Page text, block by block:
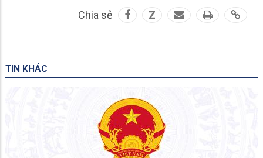
Chia sẻ Z
TIN KHÁC